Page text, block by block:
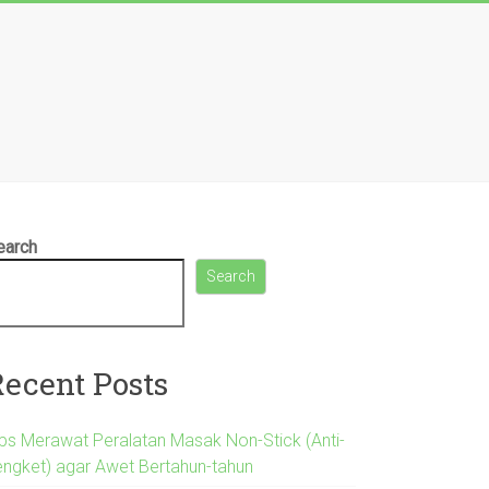
Search
Posts
Merawat Peralatan Masak Non-Stick (Anti-
agar Awet Bertahun-tahun